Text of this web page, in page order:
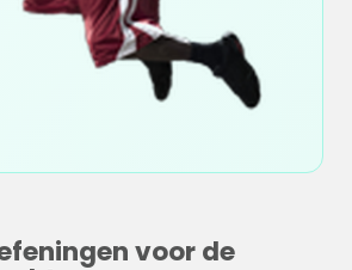
voor de